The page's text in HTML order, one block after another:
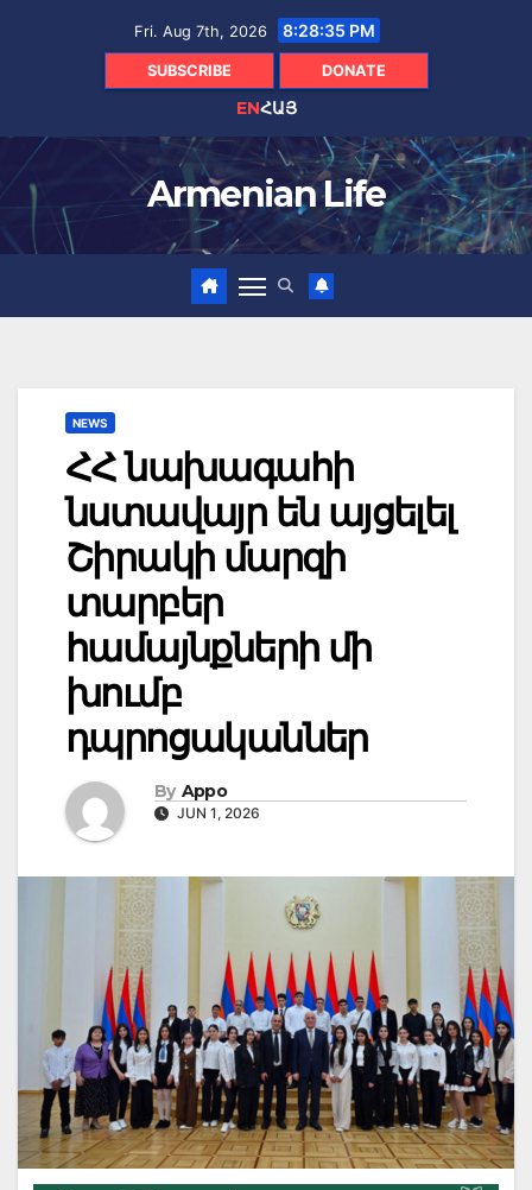
Fri. Aug 7th, 2026 8:28:36 PM
SUBSCRIBE DONATE
ENՀԱՅ
Armenian Life
NEWS
ՀՀ նախագահի
նստավայր են այցելել
Շիրակի մարզի
տարբեր
համայնքների մի
խումբ
դպրոցականներ
By Appo
JUN 1, 2026